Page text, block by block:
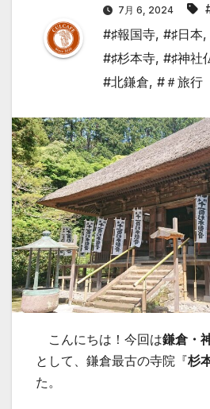
7月 6, 2024
#♯報国寺, #♯日本,
#♯杉本寺, #♯神社
#北鎌倉, #＃旅行
こんにちは！今回は鎌倉・
として、鎌倉最古の寺院『杉
た。